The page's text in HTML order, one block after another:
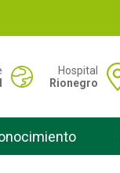
- Menú hospitales
Hospital
Rionegro